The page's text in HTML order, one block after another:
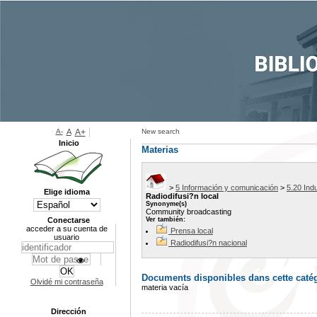
New search
Materias
> 5 Información y comunicación > 5.20
Radiodifusi?n local
Synonyme(s)
Community broadcasting
Ver también:
Prensa local
Radiodifusi?n nacional
Documents disponibles dans cette
materia vacía
A- A A+
Inicio
Elige idioma
Conectarse
acceder a su cuenta de
usuario
Olvidé mi contraseña
Dirección